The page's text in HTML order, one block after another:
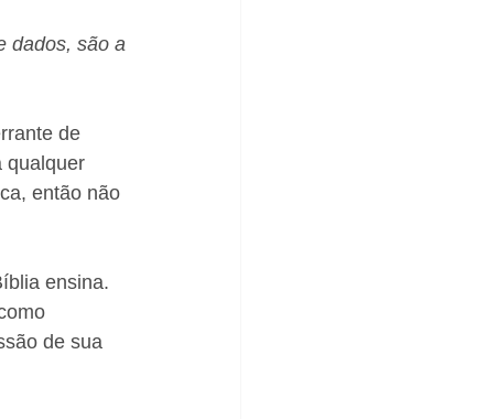
dados, são a
de
qualquer
então não
ensina.
de sua